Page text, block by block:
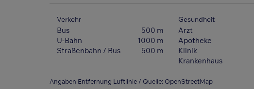
Verkehr
Bus
500 m
U-Bahn
1000 m
Straßenbahn / Bus
500 m
Gesundheit
Arzt
Apotheke
Klinik
Krankenhaus
Angaben Entfernung Luftlinie / Quelle: OpenStreetMap